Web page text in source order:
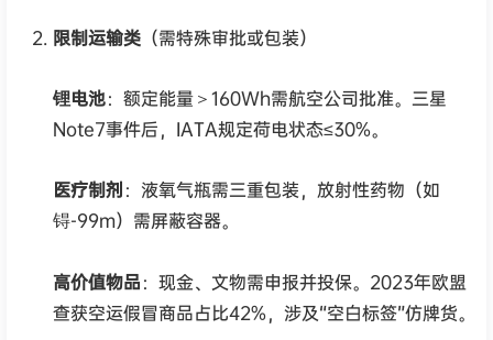
限制运输类 （需特殊审批或包装）
锂电池：额定能量＞160Wh需航空公司批准。三星
Note7事件后，IATA规定荷电状态≤30%。
医疗制剂：液氧气瓶需三重包装，放射性药物（如
锝-99m）需屏蔽容器。
高价值物品：现金、文物需申报并投保。2023年欧盟
查获空运假冒商品占比42%，涉及“空白标签”仿牌货。